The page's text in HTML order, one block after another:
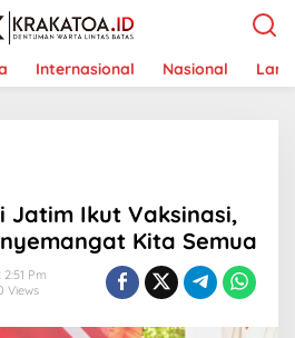
Internasional Nasional
Jatim Ikut Vaksinasi,
Kita Semua
Pm
Views